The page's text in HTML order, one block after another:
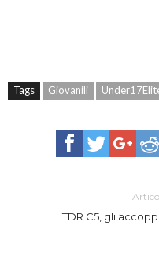
Tags Giovanili
TDR C5, gli